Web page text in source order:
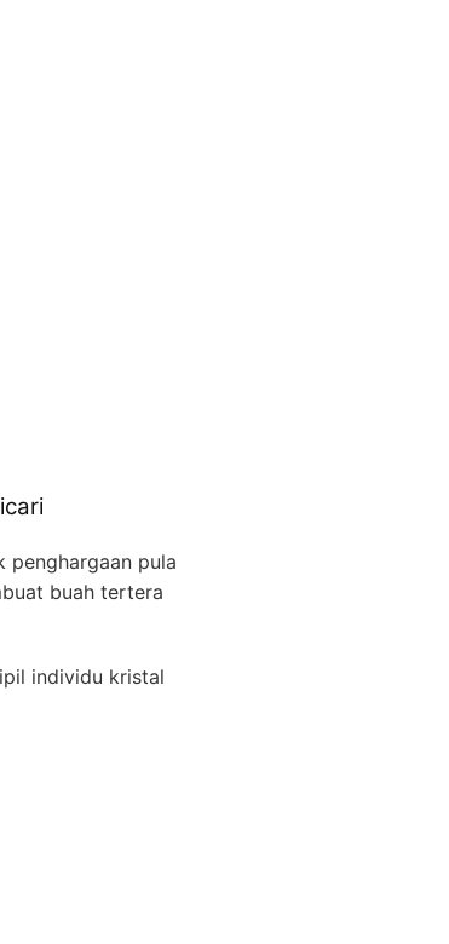
penghargaan pula
buah tertera
individu kristal